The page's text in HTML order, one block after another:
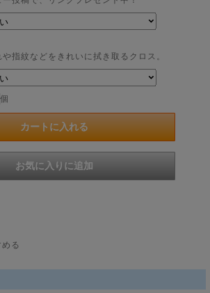
指紋などをきれいに拭き取るクロス。
個
る